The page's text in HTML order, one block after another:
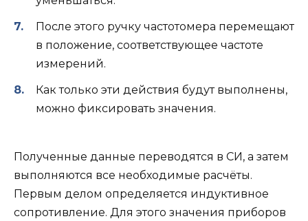
После этого ручку частотомера перемещают
в положение, соответствующее частоте
измерений.
Как только эти действия будут выполнены,
можно фиксировать значения.
Полученные данные переводятся в СИ, а затем
выполняются все необходимые расчёты.
Первым делом определяется индуктивное
сопротивление. Для этого значения приборов